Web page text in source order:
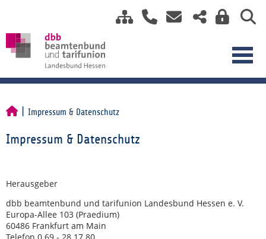
Impressum & Datenschutz
Impressum & Datenschutz
Herausgeber
dbb beamtenbund und tarifunion Landesbund Hessen e. V.
Europa-Allee 103 (Praedium)
60486 Frankfurt am Main